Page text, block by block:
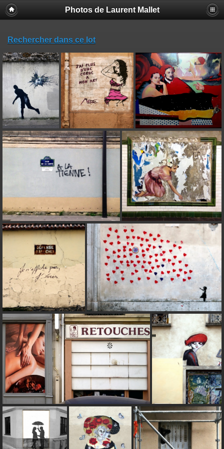
Photos de Laurent Mallet
Rechercher dans ce lot